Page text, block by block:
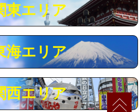
満） 55,000円
上） 66,000円
さ10㎝まで） 27,500円
さ10㎝超え） 38,500円
㎝まで） 27,500円
東エリア
海エリア
西エリア